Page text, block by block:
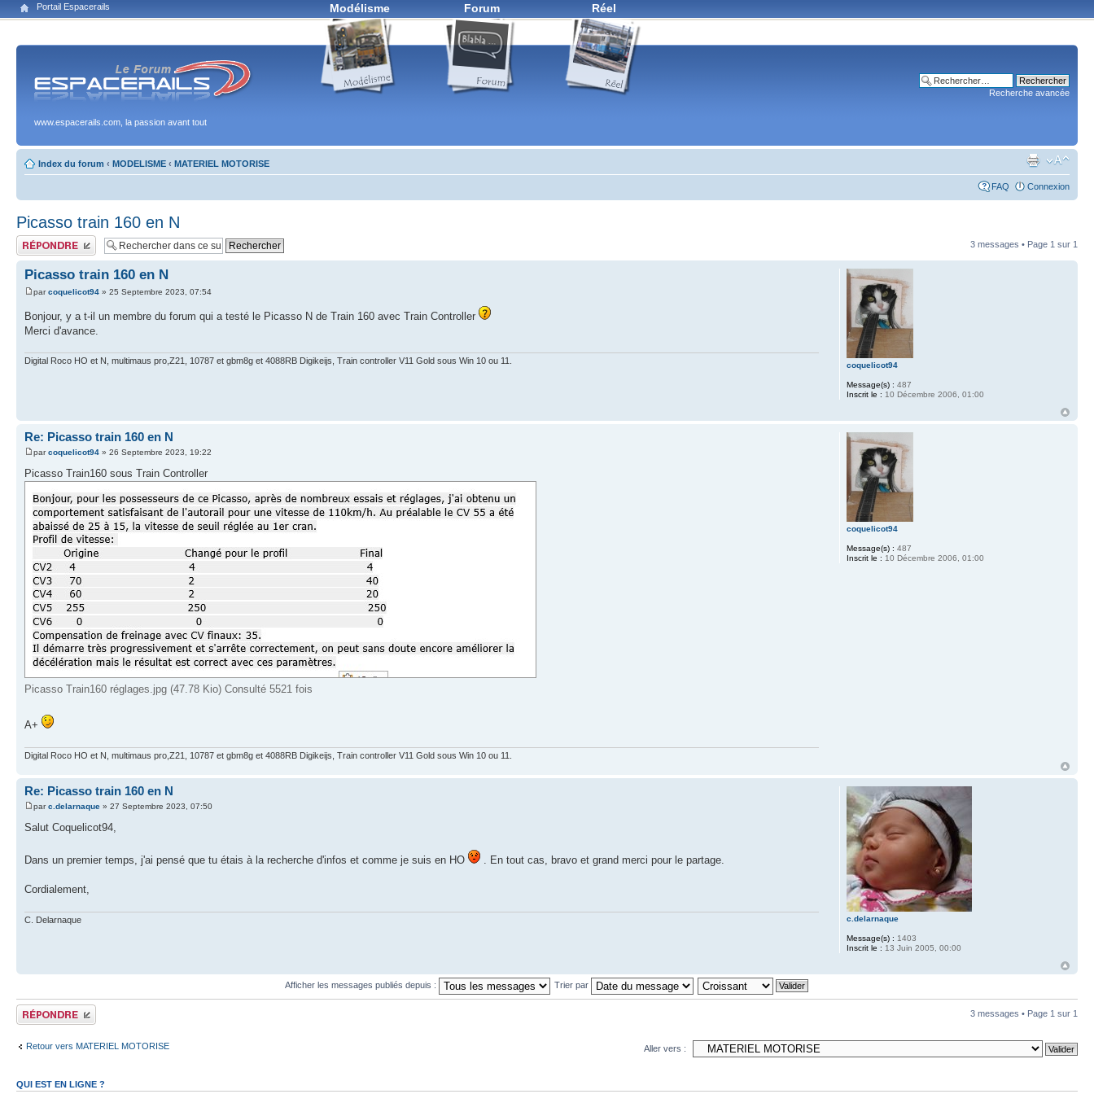
Portail Espacerails Modélisme Forum Réel
www.espacerails.com, la passion avant tout
Recherche avancée
Index du forum ‹ MODELISME ‹ MATERIEL MOTORISE
FAQ Connexion
Picasso train 160 en N
Publier une réponse 3 messages • Page 1 sur 1
Picasso train 160 en N
parcoquelicot94 » 25 Septembre 2023, 07:54
Bonjour, y a t-il un membre du forum qui a testé le Picasso N de Train 160 avec Train Controller
Merci d'avance.
Digital Roco HO et N, multimaus pro,Z21, 10787 et gbm8g et 4088RB Digikeijs, Train controller V11 Gold sous Win 10 ou 11. coquelicot94
Message(s) : 487
Inscrit le : 10 Décembre 2006, 01:00
Re: Picasso train 160 en N
parcoquelicot94 » 26 Septembre 2023, 19:22
Picasso Train160 sous Train Controller
Picasso Train160 réglages.jpg (47.78 Kio) Consulté 5521 fois
A+
Digital Roco HO et N, multimaus pro,Z21, 10787 et gbm8g et 4088RB Digikeijs, Train controller V11 Gold sous Win 10 ou 11.
coquelicot94
Message(s) : 487
Inscrit le : 10 Décembre 2006, 01:00
Re: Picasso train 160 en N
parc.delarnaque » 27 Septembre 2023, 07:50
Salut Coquelicot94,
Dans un premier temps, j'ai pensé que tu étais à la recherche d'infos et comme je suis en HO . En tout cas, bravo et grand merci pour le partage.
Cordialement,
C. Delarnaque c.delarnaque
Message(s) : 1403
Inscrit le : 13 Juin 2005, 00:00
Afficher les messages publiés depuis : Trier par
Publier une réponse 3 messages • Page 1 sur 1
Retour vers MATERIEL MOTORISE Aller vers :
QUI EST EN LIGNE ?